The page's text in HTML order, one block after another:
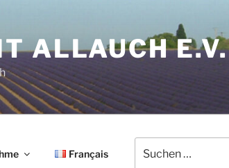
ALLAUCH E.V.
Français
nach: